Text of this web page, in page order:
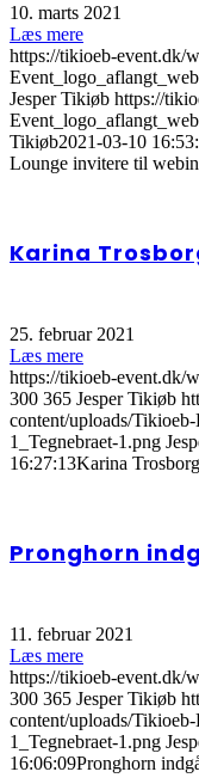
10. marts 2021
Læs mere
https://tikioeb-event.dk/
Jesper Tikiøb https://
Tikiøb2021-03-10
Lounge invitere til
Karina
25. februar 2021
Læs mere
https://tikioeb-event.dk/
300 365 Jesper Tikiøb
content/uploads/
1_Tegnebraet-1.png
16:27:13Karina
Pronghorn
11. februar 2021
Læs mere
https://tikioeb-event.dk/
300 365 Jesper Tikiøb
content/uploads/
1_Tegnebraet-1.png
16:06:09Pronghorn